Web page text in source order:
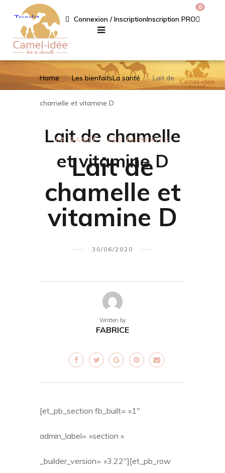
Connexion / InscriptionInscription PRO
0
Home Les bienfaitsLa santé Lait de
chamelle et vitamine D
Lait de chamelle
et vitamine D
LA SANTÉ LES BIENFAITS
Lait de
chamelle et
vitamine D
30/06/2020
Written by
FABRICE
[et_pb_section fb_built= »1″
admin_label= »section »
_builder_version= »3.22″][et_pb_row